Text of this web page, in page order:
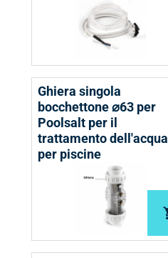
Ghiera singola
bocchettone ⌀63 per
Poolsalt per il
trattamento dell'acqua
per piscine